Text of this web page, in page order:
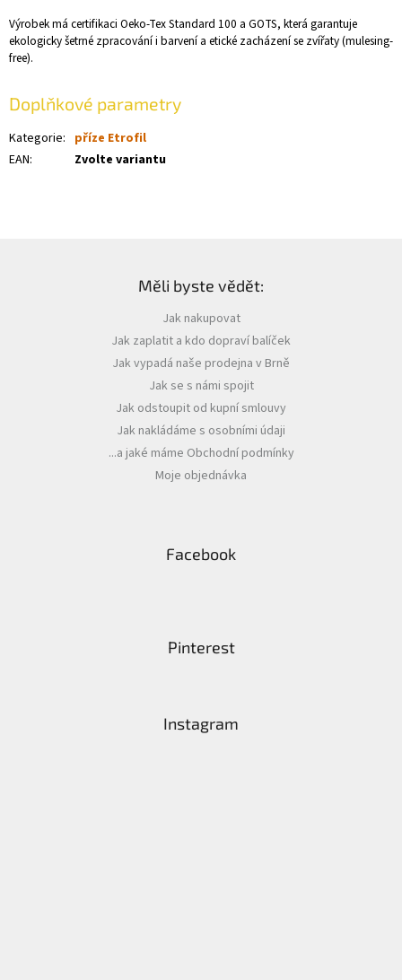
Výrobek má certifikaci Oeko-Tex Standard 100 a GOTS, která garantuje
ekologicky šetrné zpracování i barvení a etické zacházení se zvířaty (mulesing-
free).
Doplňkové parametry
Kategorie: příze Etrofil
EAN: Zvolte variantu
Měli byste vědět:
Jak nakupovat
Jak zaplatit a kdo dopraví balíček
Jak vypadá naše prodejna v Brně
Jak se s námi spojit
Jak odstoupit od kupní smlouvy
Jak nakládáme s osobními údaji
...a jaké máme Obchodní podmínky
Moje objednávka
Facebook
Pinterest
Instagram